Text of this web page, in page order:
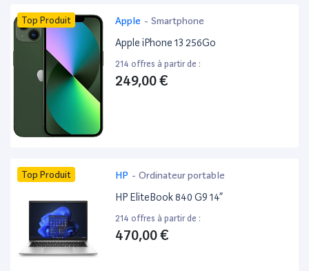
Top Produit Apple - Smartphone
Apple iPhone 13 256Go
214 offres à partir de :
249,00 €
Top Produit HP - Ordinateur portable
HP EliteBook 840 G9 14”
214 offres à partir de :
470,00 €